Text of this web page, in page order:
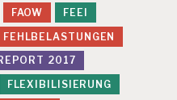
FAOW
FEEI
FEHLBELASTUNGEN
2017
FLEXIBILISIERUNG